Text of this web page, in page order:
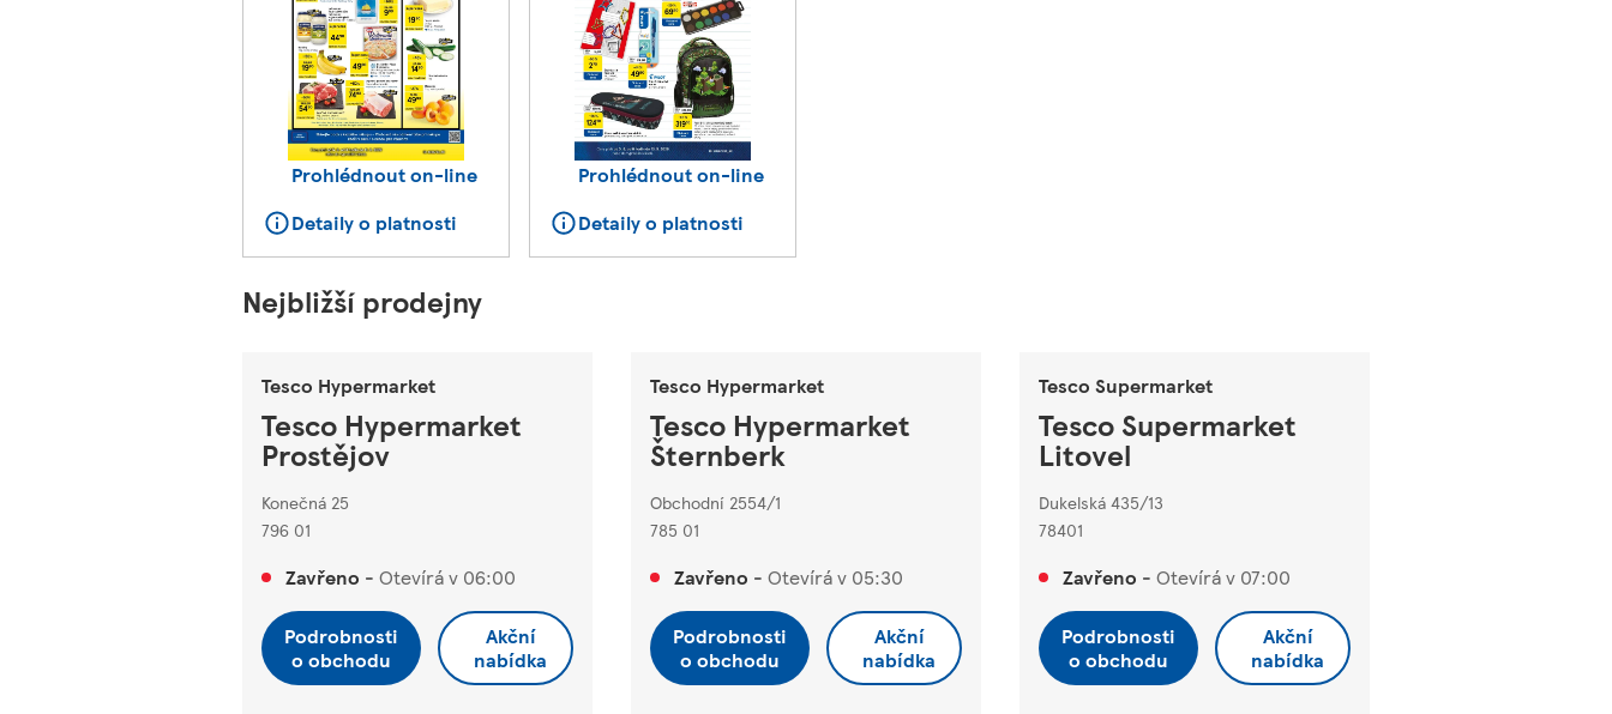
Prohlédnout on-line
Detaily o platnosti
Prohlédnout on-line
Detaily o platnosti
Nejbližší prodejny
Tesco Hypermarket
Tesco Hypermarket
Prostějov
Konečná 25
796 01
Zavřeno - Otevírá v 06:00
Podrobnosti
o obchodu
Akční
nabídka
Tesco Hypermarket
Tesco Hypermarket
Šternberk
Obchodní 2554/1
785 01
Zavřeno - Otevírá v 05:30
Podrobnosti
o obchodu
Akční
nabídka
Tesco Supermarket
Tesco Supermarket
Litovel
Dukelská 435/13
78401
Zavřeno - Otevírá v 07:00
Podrobnosti
o obchodu
Akční
nabídka